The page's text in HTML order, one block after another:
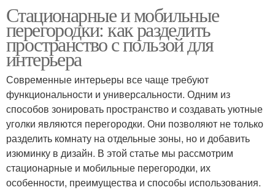
Стационарные и мобильные
перегородки: как разделить
пространство с пользой для
интерьера
Современные интерьеры все чаще требуют
функциональности и универсальности. Одним из
способов зонировать пространство и создавать уютные
уголки являются перегородки. Они позволяют не только
разделить комнату на отдельные зоны, но и добавить
изюминку в дизайн. В этой статье мы рассмотрим
стационарные и мобильные перегородки, их
особенности, преимущества и способы использования.